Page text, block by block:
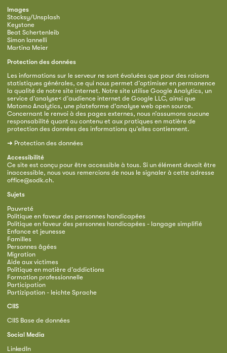
Images
Stocksy/Unsplash
Keystone
Beat Schertenleib
Simon Iannelli
Martina Meier
Protection des données
Les informations sur le serveur ne sont évaluées que pour des raisons
statistiques générales, ce qui nous permet d’optimiser en permanence
la qualité de notre site internet. Notre site utilise Google Analytics, un
service d’analyse< d’audience internet de Google LLC, ainsi que
Matomo Analytics, une plateforme d'analyse web open source.
Concernant le renvoi à des pages externes, nous n’assumons aucune
responsabilité quant au contenu et aux pratiques en matière de
protection des données des informations qu’elles contiennent.
➜ Protection des données
Accessibilité
Ce site est conçu pour être accessible à tous. Si un élément devait être
inaccessible, nous vous remercions de nous le signaler à cette adresse
office@sodk.ch.
Sujets
Pauvreté
Politique en faveur des personnes handicapées
Politique en faveur des personnes handicapées - langage simplifié
Enfance et jeunesse
Familles
Personnes âgées
Migration
Aide aux victimes
Politique en matière d’addictions
Formation professionnelle
Participation
Partizipation - leichte Sprache
CIIS
CIIS Base de données
Social Media
LinkedIn